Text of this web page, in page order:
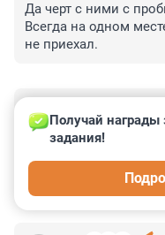
Да черт с ними с
Всегда на одном
не приехал.
27 января 2025, 18:29
гостю должно быть
снятие блокады
🤛👍👍❤❤❤и
пользуйтесь метро,
рассосутся!
Получай награды
задания!